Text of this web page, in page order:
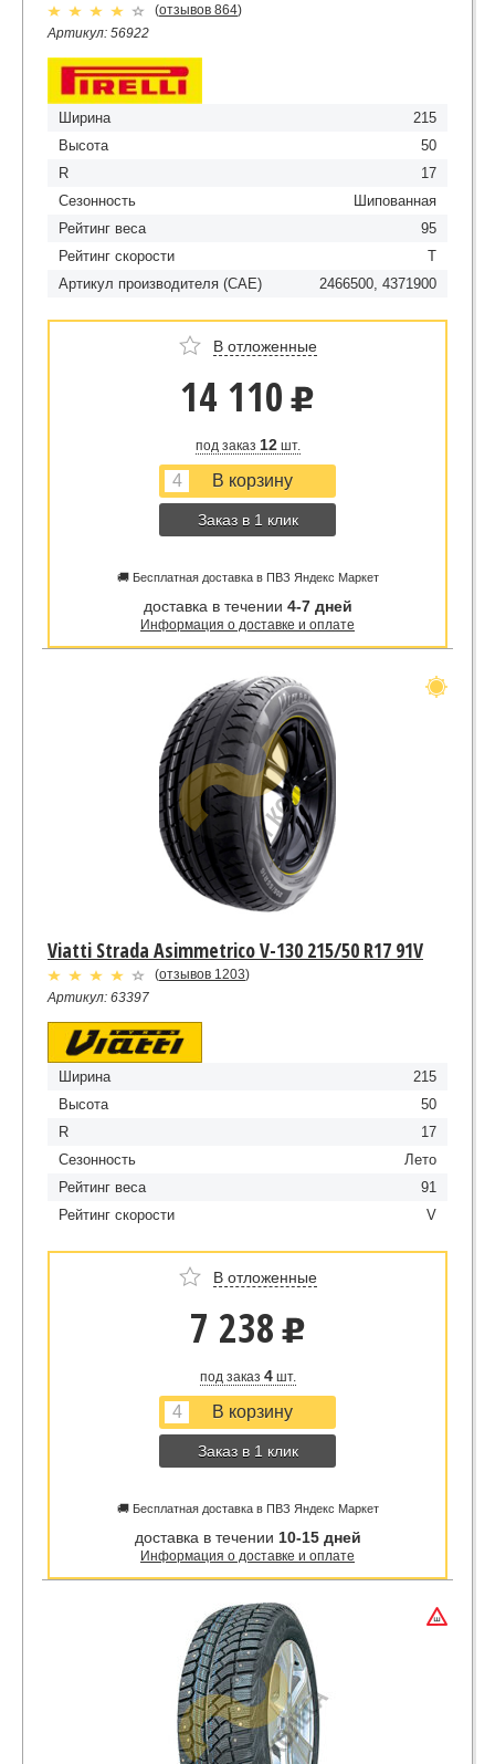
(отзывов 864)
Артикул: 56922
Ширина
215
Высота
50
R
17
Сезонность
Шипованная
Рейтинг веса
95
Рейтинг скорости
T
Артикул производителя (CAE)
2466500, 4371900
В отложенные
14 110 u
под заказ 12шт.
Заказ в 1 клик
🚚 Бесплатная доставка в ПВЗ Яндекс Маркет
доставка в течении 4-7 дней
Информация о доставке и оплате
Viatti Strada Asimmetrico V-130 215/50 R17 91V
(отзывов 1203)
Артикул: 63397
Ширина
215
Высота
50
R
17
Сезонность
Лето
Рейтинг веса
91
Рейтинг скорости
V
В отложенные
7 238 u
под заказ 4шт.
Заказ в 1 клик
🚚 Бесплатная доставка в ПВЗ Яндекс Маркет
доставка в течении 10-15 дней
Информация о доставке и оплате